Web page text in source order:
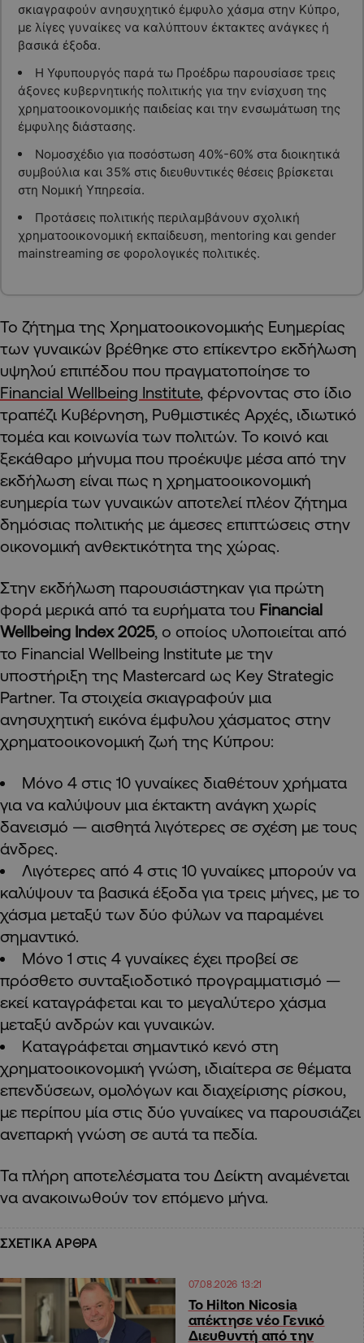
σκιαγραφούν ανησυχητικό έμφυλο χάσμα στην Κύπρο,
με λίγες γυναίκες να καλύπτουν έκτακτες ανάγκες ή
βασικά έξοδα.
Η Υφυπουργός παρά τω Προέδρω παρουσίασε τρεις
άξονες κυβερνητικής πολιτικής για την ενίσχυση της
χρηματοοικονομικής παιδείας και την ενσωμάτωση της
έμφυλης διάστασης.
Νομοσχέδιο για ποσόστωση 40%-60% στα διοικητικά
συμβούλια και 35% στις διευθυντικές θέσεις βρίσκεται
στη Νομική Υπηρεσία.
Προτάσεις πολιτικής περιλαμβάνουν σχολική
χρηματοοικονομική εκπαίδευση, mentoring και gender
mainstreaming σε φορολογικές πολιτικές.
Το ζήτημα της Χρηματοοικονομικής Ευημερίας
των γυναικών βρέθηκε στο επίκεντρο εκδήλωση
υψηλού επιπέδου που πραγματοποίησε το
Financial Wellbeing Institute, φέρνοντας στο ίδιο
τραπέζι Κυβέρνηση, Ρυθμιστικές Αρχές, ιδιωτικό
τομέα και κοινωνία των πολιτών. Το κοινό και
ξεκάθαρο μήνυμα που προέκυψε μέσα από την
εκδήλωση είναι πως η χρηματοοικονομική
ευημερία των γυναικών αποτελεί πλέον ζήτημα
δημόσιας πολιτικής με άμεσες επιπτώσεις στην
οικονομική ανθεκτικότητα της χώρας.
Στην εκδήλωση παρουσιάστηκαν για πρώτη
φορά μερικά από τα ευρήματα του Financial
Wellbeing Index2025, ο οποίος υλοποιείται από
το Financial Wellbeing Institute με την
υποστήριξη της Mastercard ως Key Strategic
Partner. Τα στοιχεία σκιαγραφούν μια
ανησυχητική εικόνα έμφυλου χάσματος στην
χρηματοοικονομική ζωή της Κύπρου:
Μόνο 4 στις 10 γυναίκες διαθέτουν χρήματα
για να καλύψουν μια έκτακτη ανάγκη χωρίς
δανεισμό — αισθητά λιγότερες σε σχέση με τους
άνδρες.
Λιγότερες από 4 στις 10 γυναίκες μπορούν να
καλύψουν τα βασικά έξοδα για τρεις μήνες, με το
χάσμα μεταξύ των δύο φύλων να παραμένει
σημαντικό.
Μόνο 1 στις 4 γυναίκες έχει προβεί σε
πρόσθετο συνταξιοδοτικό προγραμματισμό —
εκεί καταγράφεται και το μεγαλύτερο χάσμα
μεταξύ ανδρών και γυναικών.
Καταγράφεται σημαντικό κενό στη
χρηματοοικονομική γνώση, ιδιαίτερα σε θέματα
επενδύσεων, ομολόγων και διαχείρισης ρίσκου,
με περίπου μία στις δύο γυναίκες να παρουσιάζει
ανεπαρκή γνώση σε αυτά τα πεδία.
Τα πλήρη αποτελέσματα του Δείκτη αναμένεται
να ανακοινωθούν τον επόμενο μήνα.
ΣΧΕΤΙΚΑ ΑΡΘΡΑ
07.08.2026 13:21
Το Hilton Nicosia
απέκτησε νέο Γενικό
Διευθυντή από την